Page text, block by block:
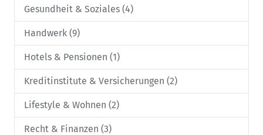
Gesundheit & Soziales (4)
Handwerk (9)
Hotels & Pensionen (1)
Kreditinstitute & Versicherungen (2)
Lifestyle & Wohnen (2)
Recht & Finanzen (3)